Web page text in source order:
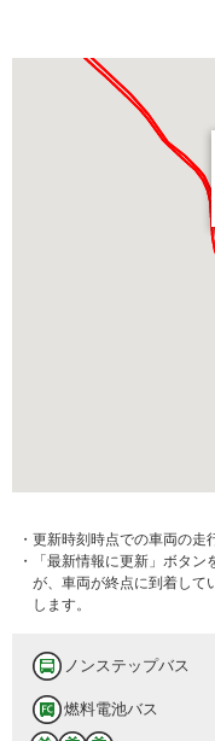
・更新時刻時点での車両の走
・「最新情報に更新」ボタ
が、車両が終点に到着して
します。
ノンステップバス
燃料電池バス